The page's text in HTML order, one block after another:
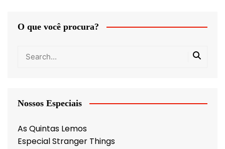
O que você procura?
Nossos Especiais
As Quintas Lemos
Especial Stranger Things